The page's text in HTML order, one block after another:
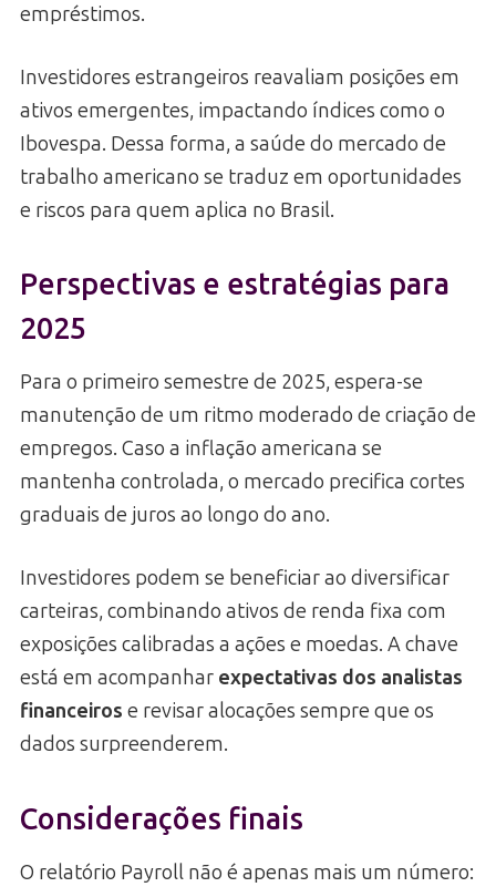
empréstimos.
Investidores estrangeiros reavaliam posições em
ativos emergentes, impactando índices como o
Ibovespa. Dessa forma, a saúde do mercado de
trabalho americano se traduz em oportunidades
e riscos para quem aplica no Brasil.
Perspectivas e estratégias para
2025
Para o primeiro semestre de 2025, espera-se
manutenção de um ritmo moderado de criação de
empregos. Caso a inflação americana se
mantenha controlada, o mercado precifica cortes
graduais de juros ao longo do ano.
Investidores podem se beneficiar ao diversificar
carteiras, combinando ativos de renda fixa com
exposições calibradas a ações e moedas. A chave
está em acompanhar expectativas dos analistas
financeiros e revisar alocações sempre que os
dados surpreenderem.
Considerações finais
O relatório Payroll não é apenas mais um número: